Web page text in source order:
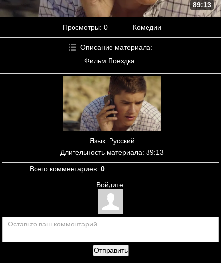
89:13
Просмотры: 0 Комедии
Описание материала:
Фильм Поездка.
Язык: Русский
Длительность материала: 89:13
Всего комментариев: 0
Войдите:
Отправить